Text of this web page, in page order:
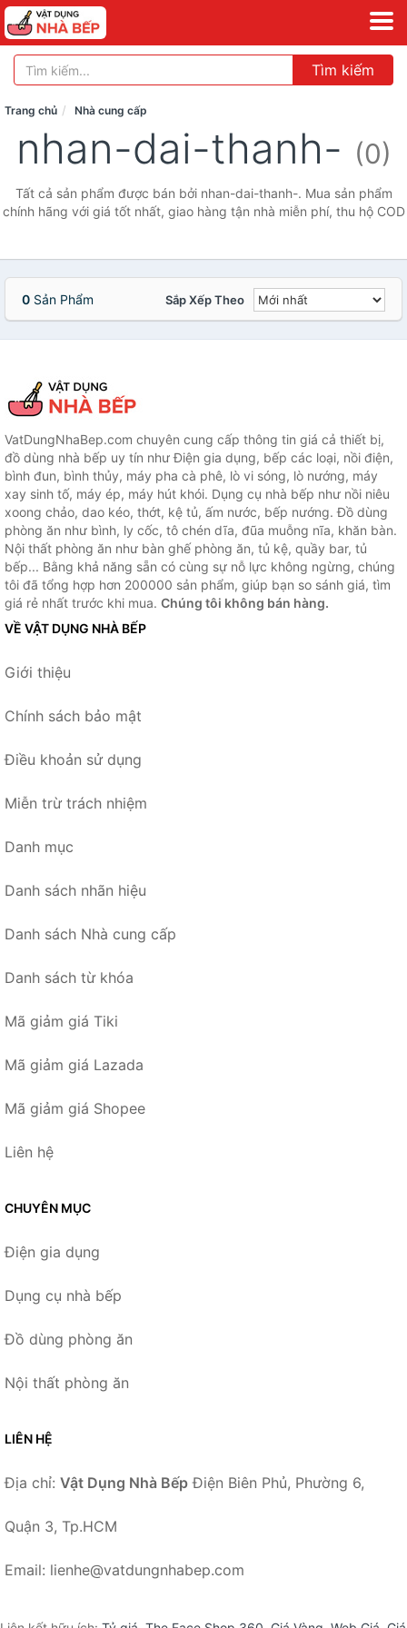
Tìm kiếm
Trang chủ Nhà cung cấp
nhan-dai-thanh- (0)
Tất cả sản phẩm được bán bởi nhan-dai-thanh-. Mua sản phẩm
chính hãng với giá tốt nhất, giao hàng tận nhà miễn phí, thu hộ COD
0 Sản Phẩm Sắp Xếp Theo
VatDungNhaBep.com chuyên cung cấp thông tin giá cả thiết bị,
đồ dùng nhà bếp uy tín như Điện gia dụng, bếp các loại, nồi điện,
bình đun, bình thủy, máy pha cà phê, lò vi sóng, lò nướng, máy
xay sinh tố, máy ép, máy hút khói. Dụng cụ nhà bếp như nồi niêu
xoong chảo, dao kéo, thớt, kệ tủ, ấm nước, bếp nướng. Đồ dùng
phòng ăn như bình, ly cốc, tô chén dĩa, đũa muỗng nĩa, khăn bàn.
Nội thất phòng ăn như bàn ghế phòng ăn, tủ kệ, quầy bar, tủ
bếp... Bằng khả năng sẵn có cùng sự nỗ lực không ngừng, chúng
tôi đã tổng hợp hơn 200000 sản phẩm, giúp bạn so sánh giá, tìm
giá rẻ nhất trước khi mua. Chúng tôi không bán hàng.
VỀ VẬT DỤNG NHÀ BẾP
Giới thiệu
Chính sách bảo mật
Điều khoản sử dụng
Miễn trừ trách nhiệm
Danh mục
Danh sách nhãn hiệu
Danh sách Nhà cung cấp
Danh sách từ khóa
Mã giảm giá Tiki
Mã giảm giá Lazada
Mã giảm giá Shopee
Liên hệ
CHUYÊN MỤC
Điện gia dụng
Dụng cụ nhà bếp
Đồ dùng phòng ăn
Nội thất phòng ăn
LIÊN HỆ
Địa chỉ: Vật Dụng Nhà Bếp Điện Biên Phủ, Phường 6,
Quận 3, Tp.HCM
Email: lienhe@vatdungnhabep.com